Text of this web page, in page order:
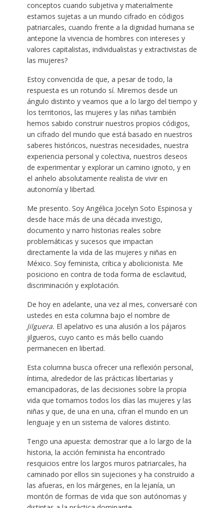
conceptos cuando subjetiva y materialmente
estamos sujetas a un mundo cifrado en códigos
patriarcales, cuando frente a la dignidad humana se
antepone la vivencia de hombres con intereses y
valores capitalistas, individualistas y extractivistas de
las mujeres?
Estoy convencida de que, a pesar de todo, la
respuesta es un rotundo sí. Miremos desde un
ángulo distinto y veamos que a lo largo del tiempo y
los territorios, las mujeres y las niñas también
hemos sabido construir nuestros propios códigos,
un cifrado del mundo que está basado en nuestros
saberes históricos, nuestras necesidades, nuestra
experiencia personal y colectiva, nuestros deseos
de experimentar y explorar un camino ignoto, y en
el anhelo absolutamente realista de vivir en
autonomía y libertad.
Me presento. Soy Angélica Jocelyn Soto Espinosa y
desde hace más de una década investigo,
documento y narro historias reales sobre
problemáticas y sucesos que impactan
directamente la vida de las mujeres y niñas en
México. Soy feminista, crítica y abolicionista. Me
posiciono en contra de toda forma de esclavitud,
discriminación y explotación.
De hoy en adelante, una vez al mes, conversaré con
ustedes en esta columna bajo el nombre de
Jilguera. El apelativo es una alusión a los pájaros
jilgueros, cuyo canto es más bello cuando
permanecen en libertad.
Esta columna busca ofrecer una reflexión personal,
íntima, alrededor de las prácticas libertarias y
emancipadoras, de las decisiones sobre la propia
vida que tomamos todos los días las mujeres y las
niñas y que, de una en una, cifran el mundo en un
lenguaje y en un sistema de valores distinto.
Tengo una apuesta: demostrar que a lo largo de la
historia, la acción feminista ha encontrado
resquicios entre los largos muros patriarcales, ha
caminado por ellos sin sujeciones y ha construido a
las afueras, en los márgenes, en la lejanía, un
montón de formas de vida que son autónomas y